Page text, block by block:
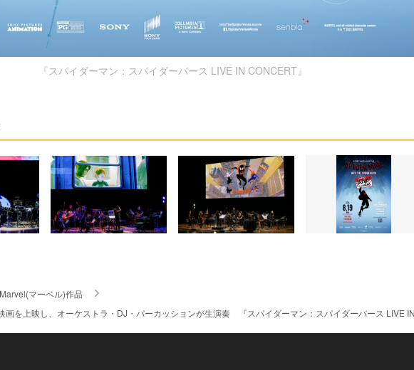
『スパイダーマン：スパイダーバース LIVE IN CONCERT』
Marvel(マーベル)作品
画を上映し、オーケストラ・DJ・パーカッションが生演奏 『スパイダーマン：スパイダーバース LIVE